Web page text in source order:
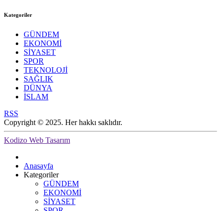
Kategoriler
GÜNDEM
EKONOMİ
SİYASET
SPOR
TEKNOLOJİ
SAĞLIK
DÜNYA
İSLAM
RSS
Copyright © 2025. Her hakkı saklıdır.
Kodizo Web Tasarım
Anasayfa
Kategoriler
GÜNDEM
EKONOMİ
SİYASET